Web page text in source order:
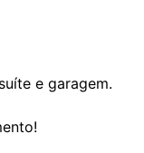
e garagem.